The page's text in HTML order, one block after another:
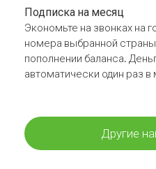
Подписка на месяц
Экономьте на звонках на
номера выбранной страны
пополнении баланса.
автоматически один раз в
Другие